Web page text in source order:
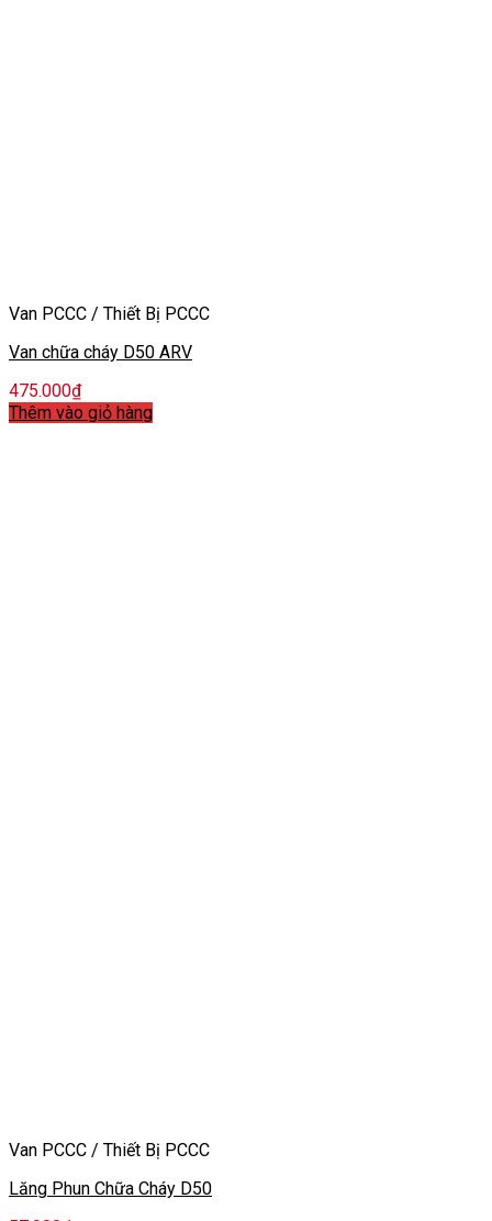
Van PCCC / Thiết Bị PCCC
Van chữa cháy D50 ARV
475.000₫
Thêm vào giỏ hàng
Van PCCC / Thiết Bị PCCC
Lăng Phun Chữa Cháy D50